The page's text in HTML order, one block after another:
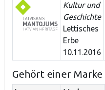
Kultur und
Geschichte
Lettisches
Erbe
10.11.2016
Gehört einer Marke